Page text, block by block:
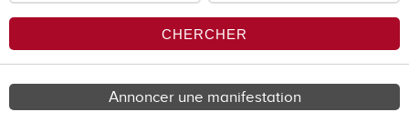
Annoncer une manifestation